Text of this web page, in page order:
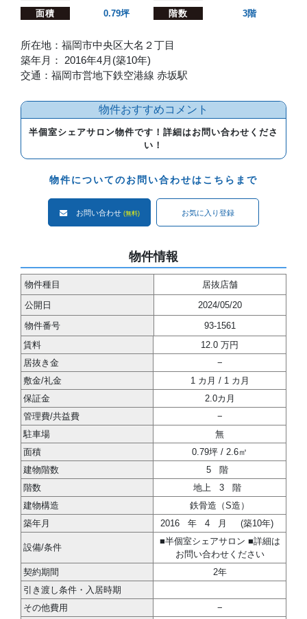
面積
0.79坪 階数 3階
所在地：福岡市中央区大名２丁目
築年月： 2016年4月(築10年)
交通：福岡市営地下鉄空港線 赤坂駅
物件おすすめコメント
半個室シェアサロン物件です！詳細はお問い合わせくださ
い！
物件についてのお問い合わせはこちらまで
お問い合わせ(無料) お気に入り登録
物件情報
物件種目
居抜店舗
公開日
2024/05/20
物件番号
93-1561
賃料
12.0 万円
居抜き金
−
敷金/礼金
1 カ月 / 1 カ月
保証金
2.0カ月
管理費/共益費
−
駐車場
無
面積
0.79坪 / 2.6㎡
建物階数
5
階
階数
地上 3
階
建物構造
鉄骨造（S造）
築年月
2016 年 4 月 (築10年)
設備/条件
■半個室シェアサロン ■詳細は
お問い合わせください
契約期間
2年
引き渡し条件・入居時期
その他費用
−